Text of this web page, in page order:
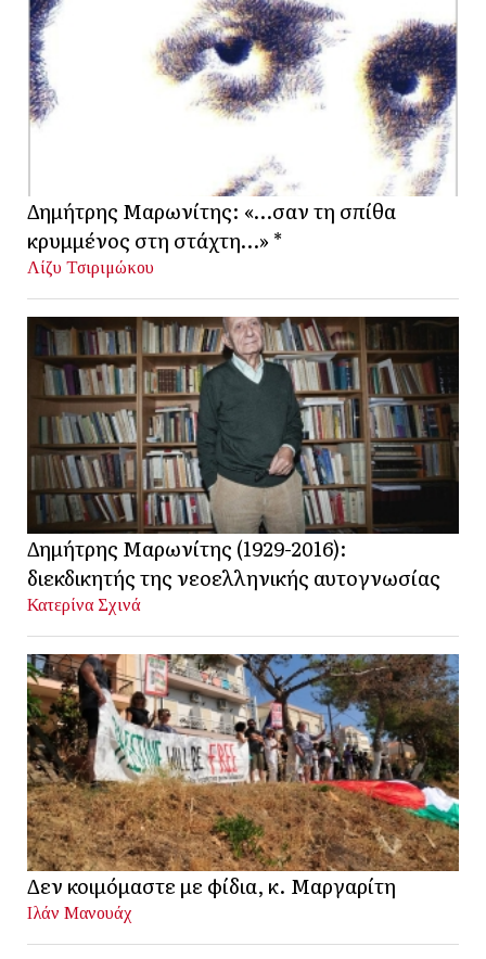
Δημήτρης Μαρωνίτης: «…σαν τη σπίθα
κρυμμένος στη στάχτη…» *
Λίζυ Τσιριμώκου
Δημήτρης Μαρωνίτης (1929-2016):
διεκδικητής της νεοελληνικής αυτογνωσίας
Κατερίνα Σχινά
Δεν κοιμόμαστε με φίδια, κ. Μαργαρίτη
Ιλάν Μανουάχ